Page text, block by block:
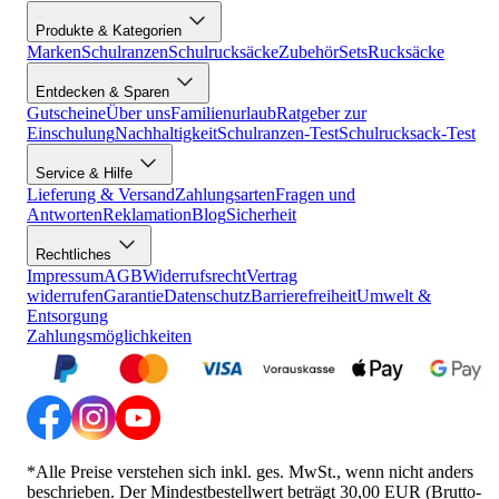
Produkte & Kategorien
MarkenSchulranzenSchulrucksäckeZubehörSetsRucksäcke
Entdecken & Sparen
GutscheineÜber unsFamilienurlaubRatgeber zur
EinschulungNachhaltigkeitSchulranzen-TestSchulrucksack-Test
Service & Hilfe
Lieferung & VersandZahlungsartenFragen und
AntwortenReklamationBlogSicherheit
Rechtliches
ImpressumAGBWiderrufsrechtVertrag
widerrufenGarantieDatenschutzBarrierefreiheitUmwelt &
Entsorgung
Zahlungsmöglichkeiten
*Alle Preise verstehen sich inkl. ges. MwSt., wenn nicht anders
beschrieben. Der Mindestbestellwert beträgt 30,00 EUR (Brutto-